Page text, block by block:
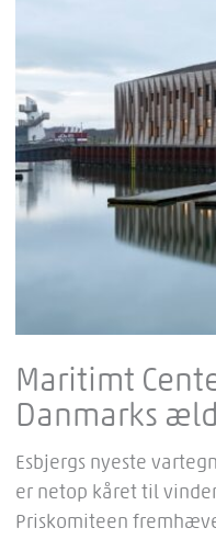
Maritimt
Danmarks
Esbjergs nyeste
er netop kåret til
Priskomiteen